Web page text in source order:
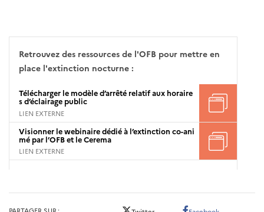
Retrouvez des ressources de l'OFB pour mettre en
place l'extinction nocturne :
Télécharger le modèle d’arrêté relatif aux horaire
s d’éclairage public
LIEN EXTERNE
Visionner le webinaire dédié à l’extinction co-ani
mé par l’OFB et le Cerema
LIEN EXTERNE